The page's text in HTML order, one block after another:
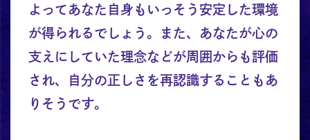
よってあなた自身もいっそう安定した環境
が得られるでしょう。また、あなたが心の
支えにしていた理念などが周囲からも評価
され、自分の正しさを再認識することもあ
りそうです。